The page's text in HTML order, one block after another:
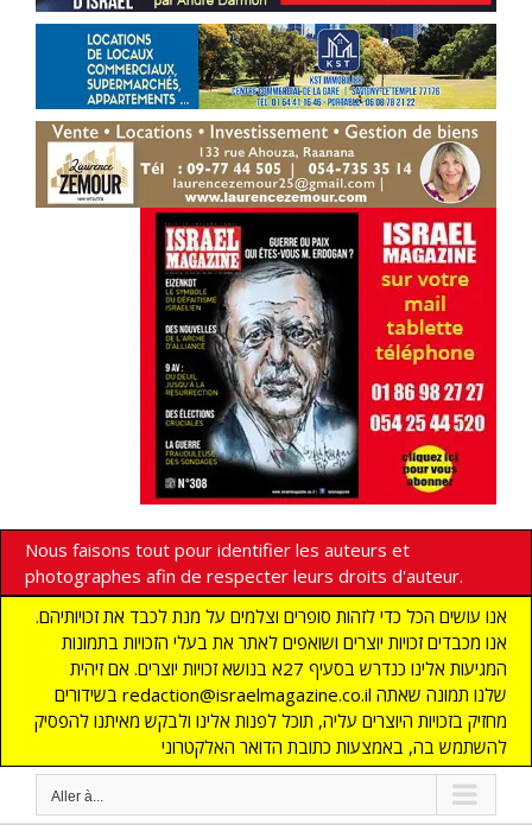
Nous faisons tout pour identifier les auteurs et
photographes afin de respecter leurs droits d'auteur.
אנו עושים הכל כדי לזהות סופרים וצלמים על מנת לכבד את זכויותיהם.
אנו מכבדים זכויות יוצרים ושואפים לאתר את בעלי הזכויות בתמונות
המגיעות אלינו כנדרש בסעיף 27א בנושא זכויות יוצרים. אם זיהית
בשידורים redaction@israelmagazine.co.il שלנו תמונה שאתה
מחזיק בזכויות היוצרים עליה, תוכל לפנות אלינו ולבקש מאיתנו להפסיק
להשתמש בה, באמצעות כתובת הדואר האלקטרוני
Aller à...